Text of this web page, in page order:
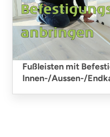
Fußleisten mit
Innen-/Aussen-/